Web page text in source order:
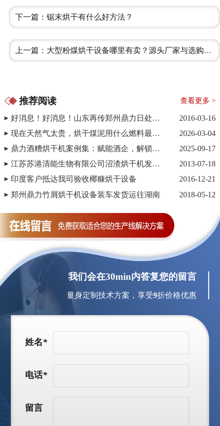
下一篇：锯末烘干有什么好方法？
上一篇：大型粉煤烘干设备哪里有卖？源头厂家与选购指南
推荐阅读 查看更多 >
好消息！好消息！山东再传郑州鼎力日处理100吨木屑烘干机签单捷报
2016-03-16
现在天然气太贵，烘干煤泥用什么燃料最省钱？
2026-03-04
鼎力酒糟烘干机案例集：赋能酒企，解锁酒糟价值
2025-09-17
江苏苏港清能生物有限公司沼渣烘干机发货现场
2013-07-18
印度客户抵达我司验收椰糠烘干设备
2016-12-21
郑州鼎力竹屑烘干机设备装车发货运往湖南
2018-05-12
我们会在30min内答复您的留言
量身定制技术方案，享受9折价格优惠
姓名*
电话*
留言